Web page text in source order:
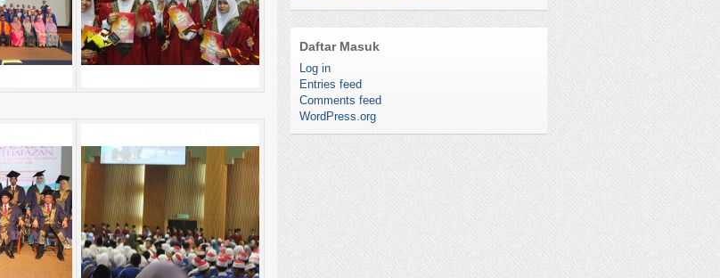
Daftar Masuk
Log in
Entries feed
Comments feed
WordPress.org